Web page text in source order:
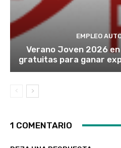
EMPLEO
Verano Joven 2026
gratuitas para ganar
1 COMENTARIO